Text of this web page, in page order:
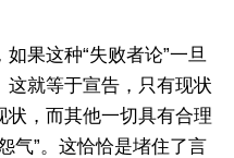
果这种“失败者论”一旦
这就等于宣告，只有现状
状，而其他一切具有合理
气”。这恰恰是堵住了言